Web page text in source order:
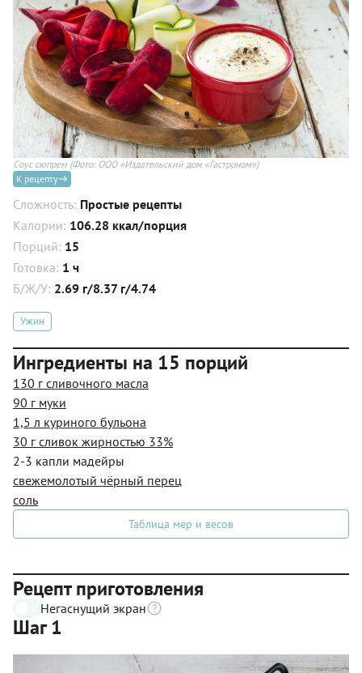
Соус сюпрем (Фото: ООО «Издательский дом «Гастроном»)
К рецепту
Сложность: Простые рецепты
Калории: 106.28 ккал/порция
Порций: 15
Готовка: 1 ч
Б/Ж/У: 2.69 г/8.37 г/4.74
Ужин
Ингредиенты на 15 порций
130 г сливочного масла
90 г муки
1,5 л куриного бульона
30 г сливок жирностью 33%
2-3 капли мадейры
свежемолотый чёрный перец
соль
Таблица мер и весов
Рецепт приготовления
Негаснущий экран
Шаг 1